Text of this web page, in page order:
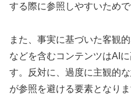
する際に参照しやすいためで
また、事実に基づいた客観
などを含むコンテンツはAI
す。反対に、過度に主観的
が参照を避ける要素となりま